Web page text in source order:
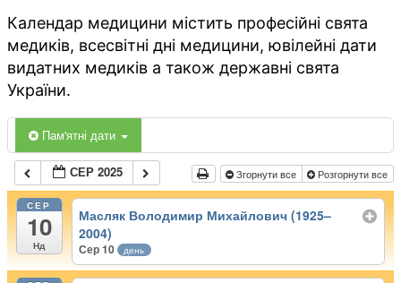
Календар медицини містить професійні свята
медиків, всесвітні дні медицини, ювілейні дати
видатних медиків а також державні свята
України.
Пам'ятні дати
СЕР 2025 Згорнути все Розгорнути все
СЕР
10
Нд
Масляк Володимир Михайлович (1925–
2004)
Сер 10 день